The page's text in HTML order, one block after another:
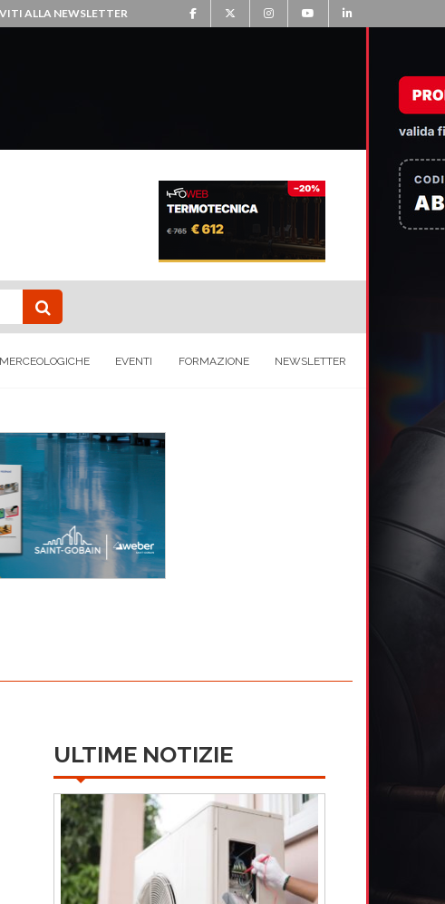
ALLA NEWSLETTER
EVENTI FORMAZIONE NEWSLETTER
ULTIME NOTIZIE